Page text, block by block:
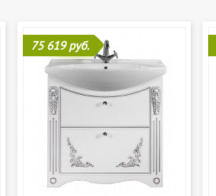
75 619 руб.